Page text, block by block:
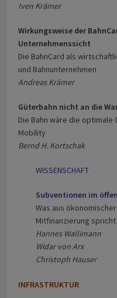
Iven Krämer
Wirkungsweise der
Unternehmenssicht
Die BahnCard als
und Bahnunternehmen
Andreas Krämer
Güterbahn nicht an die
Die Bahn wäre die
Mobility
Bernd H. Kortschak
WISSENSCHAFT
Subventionen im
Was aus
Mitfinanzierung spricht
Hannes Wallimann
Widar von Arx
Christoph Hauser
INFRASTRUKTUR